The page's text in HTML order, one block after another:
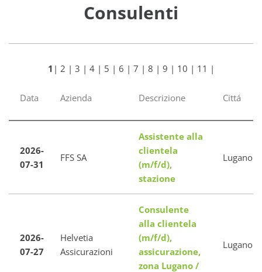
Consulenti
1 | 2 | 3 | 4 | 5 | 6 | 7 | 8 | 9 | 10 | 11 |
Data Azienda Descrizione Cittá
2026-
07-31
FFS SA
Assistente alla
clientela
(m/f/d),
stazione
Lugano
2026-
07-27
Helvetia
Assicurazioni
Consulente
alla clientela
(m/f/d),
assicurazione,
zona Lugano /
Lugano